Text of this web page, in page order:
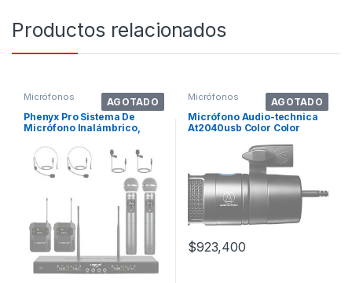
Productos relacionados
AGOTADO
Micrófonos
Phenyx Pro Sistema De
Micrófono Inalámbrico,
AGOTADO
Micrófonos
Micrófono Audio-technica
At2040usb Color Color
$923,400